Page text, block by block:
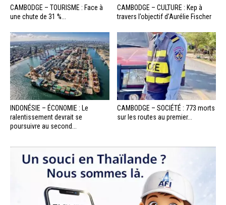
CAMBODGE – TOURISME : Face à
une chute de 31 %...
CAMBODGE – CULTURE : Kep à
travers l’objectif d’Aurélie Fischer
INDONÉSIE – ÉCONOMIE : Le
ralentissement devrait se
poursuivre au second...
CAMBODGE – SOCIÉTÉ : 773 morts
sur les routes au premier...